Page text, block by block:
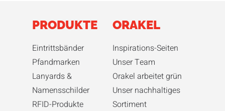
PRODUKTE
Eintrittsbänder
Pfandmarken
Lanyards &
Namensschilder
RFID-Produkte
ORAKEL
Inspirations-Seiten
Unser Team
Orakel arbeitet grün
Unser nachhaltiges
Sortiment